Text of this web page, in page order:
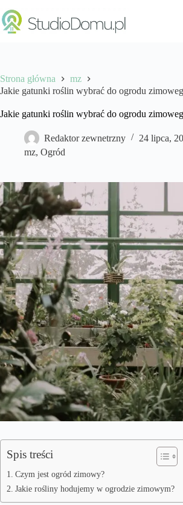
do
treści
Strona główna
mz
Jakie gatunki roślin wybrać do ogrodu
Jakie gatunki roślin wybrać do ogrodu
Redaktor zewnetrzny
24 lipca,
mz, Ogród
Spis treści
Czym jest ogród zimowy?
Jakie rośliny hodujemy w ogrodzie zimowym?